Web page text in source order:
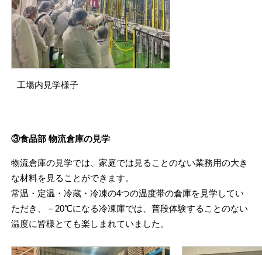
工場内見学様子
③食品部 物流倉庫の見学
物流倉庫の見学では、家庭では見ることのない業務用の大き
な材料を見ることができます。
常温・定温・冷蔵・冷凍の4つの温度帯の倉庫を見学してい
ただき、－20℃になる冷凍庫では、普段体験することのない
温度に皆様とても楽しまれていました。